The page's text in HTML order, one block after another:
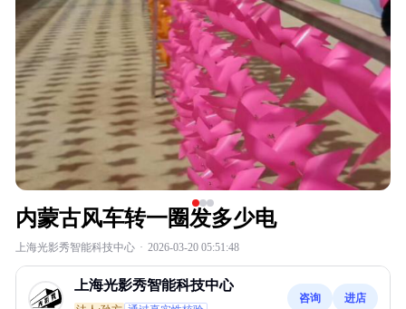
内蒙古风车转一圈发多少电
上海光影秀智能科技中心 · 2026-03-20 05:51:48
上海光影秀智能科技中心
咨询 进店